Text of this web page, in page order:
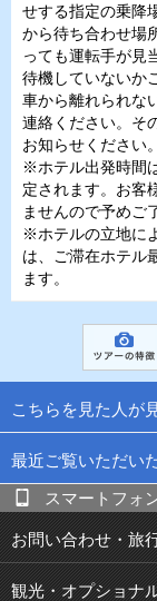
せする指定の乗降
から待ち合わせ場
っても運転手が見
待機していないか
車から離れられな
連絡ください。そ
お知らせください。
※ホテル出発時間
定されます。お客
ませんので予めご
※ホテルの立地に
は、ご滞在ホテル
ます。
こちらを見た人が
最近ご覧いただい
スマートフォ
お問い合わせ・旅
観光・オプショナ